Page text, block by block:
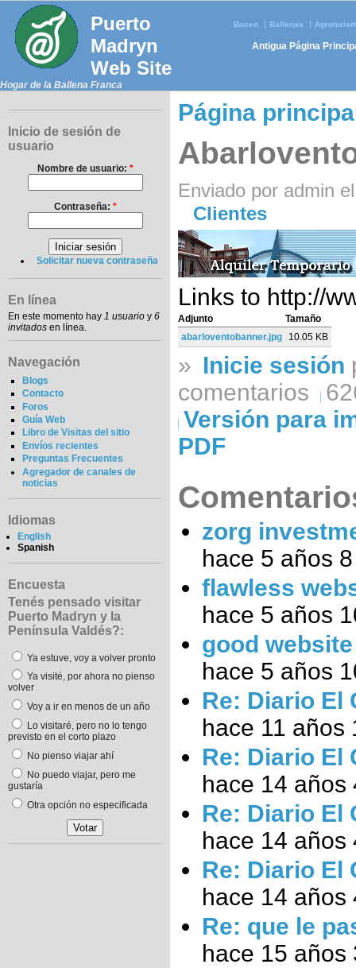
Puerto
Madryn
Web Site
Hogar de la Ballena Franca
Buceo Ballenas
Antigua Página
Inicio de sesión de
usuario
Nombre de usuario: *
Contraseña: *
Solicitar nueva contraseña
En línea
En este momento hay 1 usuario y 6
invitados en línea.
Navegación
Blogs
Contacto
Foros
Guía Web
Libro de Visitas del sitio
Envíos recientes
Preguntas Frecuentes
Agregador de canales de
noticias
Idiomas
English
Spanish
Encuesta
Tenés pensado visitar
Puerto Madryn y la
Península Valdés?:
Ya estuve, voy a volver pronto
Ya visité, por ahora no pienso
volver
Voy a ir en menos de un año
Lo visitaré, pero no lo tengo
previsto en el corto plazo
No pienso viajar ahí
No puedo viajar, pero me
gustaría
Otra opción no especificada
Página
Enviado por admin
Clientes
Links to http://
Adjunto
Tamaño
abarloventobanner.jpg
10.05 KB
» Inicie sesión
comentarios
Versión para
PDF
zorg
hace 5 años
flawless
hace 5 años
good website
hace 5 años
Re: Diario El
hace 11 años
Re: Diario El
hace 14 años
Re: Diario El
hace 14 años
Re: Diario El
hace 14 años
Re: que le
hace 15 años